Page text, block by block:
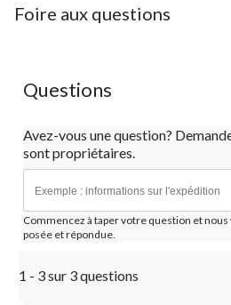
Foire aux questions
Questions
Avez-vous une question?
sont propriétaires.
Commencez à taper votre question et
posée et répondue.
1 - 3 sur 3 questions